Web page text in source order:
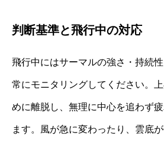
判断基準と飛行中の対応
飛行中にはサーマルの強さ・持続
常にモニタリングしてください。
めに離脱し、無理に中心を追わず
ます。風が急に変わったり、雲底